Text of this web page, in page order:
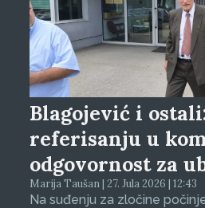
Blagojević i
referisanju u
odgovornost za
Marija Taušan | 27. Jula 2026 | 12:43
Na suđenju za zločine